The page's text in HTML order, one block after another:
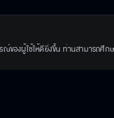
ของผู้ใช้ให้ดียิ่งขึ้น ท่านสามารถศึ